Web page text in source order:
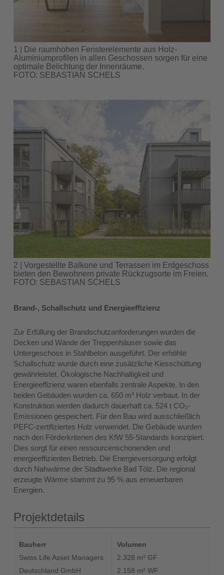
1 | Die raumhohen Fensterelemente aus Holz-
Aluminiumprofilen in allen Geschossen sorgen für eine
optimale Belichtung der Innenräume.
FOTO: SEBASTIAN SCHELS
2 | Vorgestellte Balkone und Terrassen im Erdgeschoss
bieten den Bewohnern private Rückzugsorte im Freien.
FOTO: SEBASTIAN SCHELS
Brand-, Schallschutz und Energieeffizienz
Zur Erfüllung der Brandschutzanforderungen wurden die
Decken und Wände der Treppenhäuser sowie das
Untergeschoss in Stahlbeton ausgeführt. Der erhöhte
Schallschutz wurde durch eine zusätzliche Kiesschüttung
gewährleistet. Ökologische Nachhaltigkeit und
Energieeffizienz waren ebenfalls zentrale Aspekte. In den
beiden Gebäuden wurden ca. 650 m³ Holz verbaut. In der
Konstruktion werden dadurch dauerhaft ca. 524 t CO₂-
Emissionen gespeichert. Für den Bau wird ausschließlich
PEFC-zertifiziertes Holz verwendet. Die Gebäude wurden
nach den Förderkriterien des KfW 55-Standards konzipiert.
Dies sorgt für einen ressourcenschonenden und
energieeffizienten Betrieb. Die Energieversorgung erfolgt
durch Nahwärme der Stadtwerke Bad Tölz. Die regional
erzeugte Wärme stammt zu 95 % aus erneuerbaren
Energien.
Projektdetails
Bauherr
Swiss Life Asset Managers
Deutschland GmbH
Volumen
2.328 m² GF
2.158 m² WF